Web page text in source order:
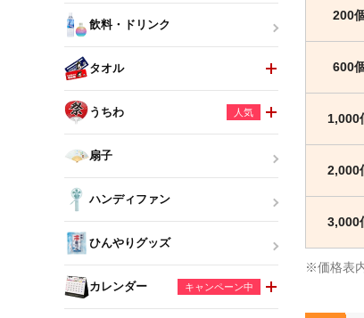
200
600
1,000
2,000
3,000
※価格表
飲料・ドリンク
タオル
うちわ 人気
扇子
ハンディファン
ひんやりグッズ
カレンダー キャンペーン中